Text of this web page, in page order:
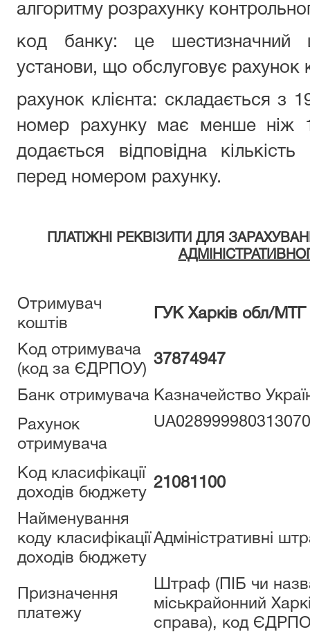
алгоритму розрахунку
код банку: це шестизначний
установи, що обслуговує рахунок
рахунок клієнта: складається з
номер рахунку має менше ніж
додається відповідна
перед номером рахунку.
ПЛАТІЖНІ РЕКВІЗИТИ ДЛЯ
Отримувач
коштів
ГУК Харків обл/
Код отримувача
(код за ЄДРПОУ)
37874947
Банк отримувача Казначейство
Рахунок
отримувача
Код класифікації
доходів бюджету
21081100
Найменування
коду класифікації
доходів бюджету
Адміністративні
Призначення
платежу
Штраф (ПІБ чи назва
міськрайонний
справа), код